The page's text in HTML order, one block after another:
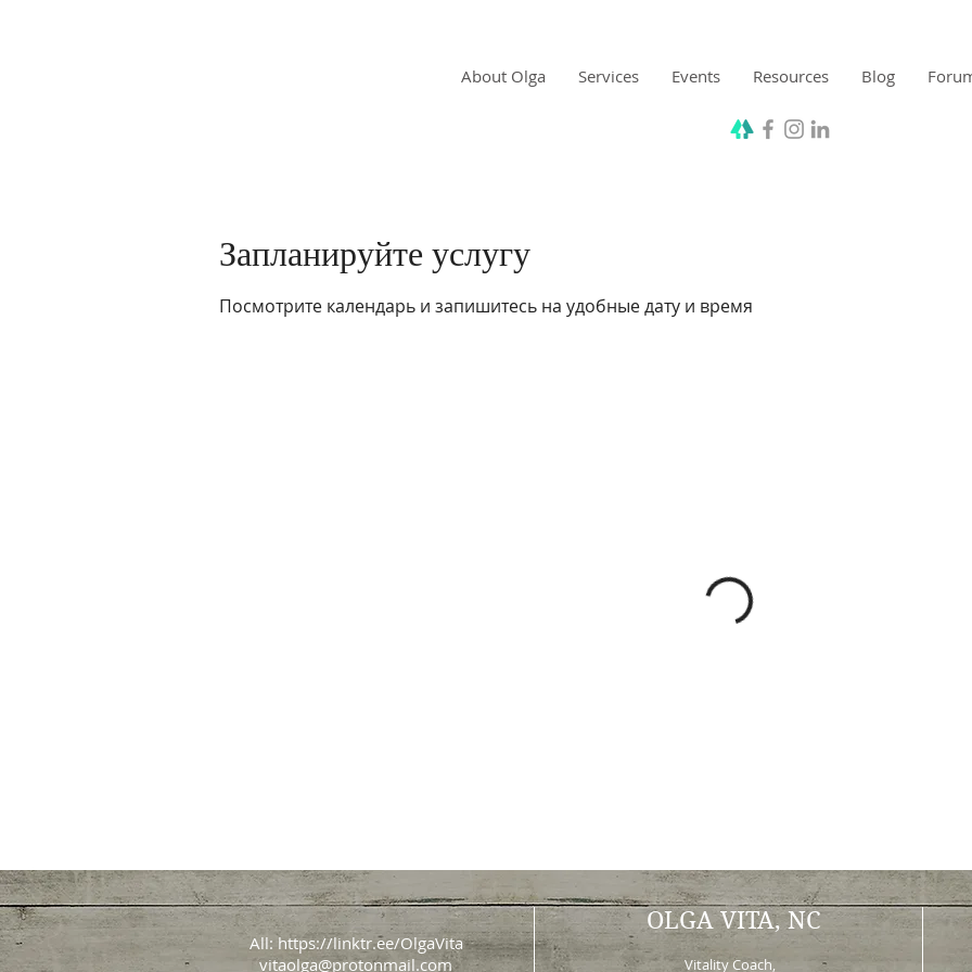
About Olga Services Events Resources Blog
Запланируйте услугу
Посмотрите календарь и запишитесь на удобные дату и время
All: https://linktr.ee/OlgaVita
vitaolga@protonmail.com
OLGA VITA, NC
Vitality Coach,